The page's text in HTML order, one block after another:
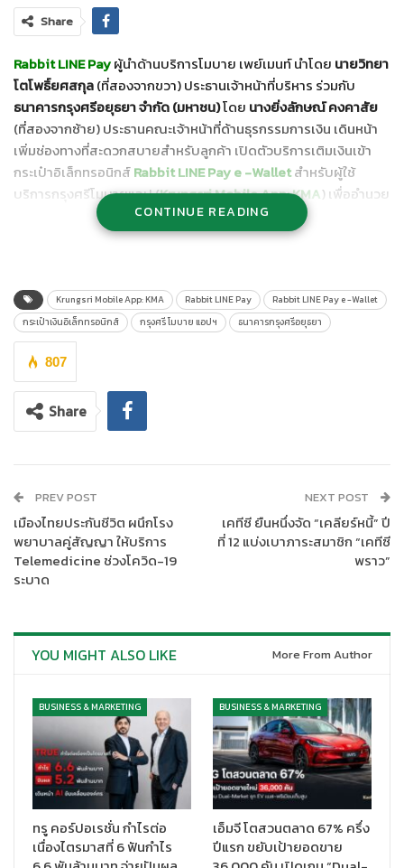
Share
Rabbit LINE Payผู้นำด้านบริการโมบาย เพย์เมนท์ นำโดย นายวิทยา
โตโพธิ์ยศสกุล(ที่สองจากขวา) ประธานเจ้าหน้าที่บริหาร ร่วมกับ
ธนาคารกรุงศรีอยุธยา จำกัด (มหาชน)โดย นางยิ่งลักษณ์ คงคาสัย
(ที่สองจากซ้าย) ประธานคณะเจ้าหน้าที่ด้านธุรกรรมการเงิน เดินหน้า
เพิ่มช่องทางที่สะดวกสบายสำหรับลูกค้า เปิดตัวบริการเติมเงินเข้า
กระเป๋าอิเล็กทรอนิกส์Rabbit LINE Pay e -Walletสำหรับผู้ใช้
บริการกรุงศรีโมบายแอป (Krungsri Mobile App: KMA) เพื่ออำนวย
ความสะดวกให้ลูกค้าสามารถเติมเงินได้ง่ายๆ สะดวก ไม่ต้องผูกบัญชี
ธนาคาร ไม่ต้อง log-in เข้าแอปของธนาคาร และไม่ต้องกรอก
CONTINUE READING
Krungsri Mobile App: KMA Rabbit LINE Pay
Rabbit LINE Pay e -Wallet
กระเป๋าเงินอิเล็กทรอนิกส์
กรุงศรี โมบาย แอปฯ ธนาคารกรุงศรีอยุธยา
807
Share
PREV POST
เมืองไทยประกันชีวิต ผนึกโรง
พยาบาลคู่สัญญา ให้บริการ
Telemedicine ช่วงโควิด-19
ระบาด
NEXT POST
เคทีซี ยืนหนึ่งจัด “เคลียร์หนี้” ปี
ที่ 12 แบ่งเบาภาระสมาชิก “เคทีซี
พราว”
YOU MIGHT ALSO LIKE More From Author
BUSINESS & MARKETING
ทรู คอร์ปอเรชั่น กำไรต่อ
เนื่องไตรมาสที่ 6 ฟันกำไร
BUSINESS & MARKETING
เอ็มจี โตสวนตลาด 67% ครึ่ง
ปีแรก ขยับเป้ายอดขาย